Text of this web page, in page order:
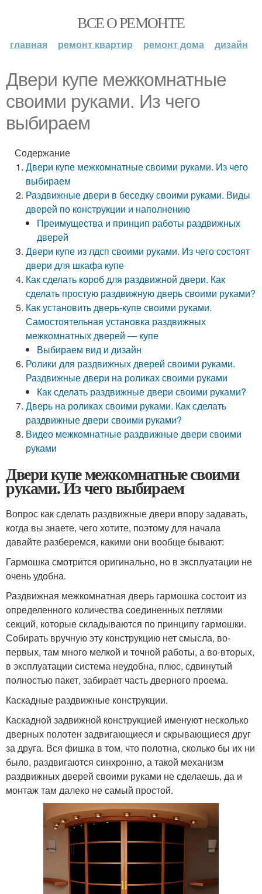
ВСЕ О РЕМОНТЕ
главная ремонт квартир ремонт дома дизайн
Двери купе межкомнатные
своими руками. Из чего
выбираем
Содержание
Двери купе межкомнатные своими руками. Из чего
выбираем
Раздвижные двери в беседку своими руками. Виды
дверей по конструкции и наполнению
Преимущества и принцип работы раздвижных
дверей
Двери купе из лдсп своими руками. Из чего состоят
двери для шкафа купе
Как сделать короб для раздвижной двери. Как
сделать простую раздвижную дверь своими руками?
Как установить дверь-купе своими руками.
Самостоятельная установка раздвижных
межкомнатных дверей — купе
Выбираем вид и дизайн
Ролики для раздвижных дверей своими руками.
Раздвижные двери на роликах своими руками
Как сделать раздвижные двери своими руками?
Дверь на роликах своими руками. Как сделать
раздвижные двери своими руками?
Видео межкомнатные раздвижные двери своими
руками
Двери купе межкомнатные своими
руками. Из чего выбираем
Вопрос как сделать раздвижные двери впору задавать,
когда вы знаете, чего хотите, поэтому для начала
давайте разберемся, какими они вообще бывают:
Гармошка смотрится оригинально, но в эксплуатации не
очень удобна.
Раздвижная межкомнатная дверь гармошка состоит из
определенного количества соединенных петлями
секций, которые складываются по принципу гармошки.
Собирать вручную эту конструкцию нет смысла, во-
первых, там много мелкой и точной работы, а во-вторых,
в эксплуатации система неудобна, плюс, сдвинутый
полностью пакет, забирает часть дверного проема.
Каскадные раздвижные конструкции.
Каскадной задвижной конструкцией именуют несколько
дверных полотен задвигающиеся и скрывающиеся друг
за друга. Вся фишка в том, что полотна, сколько бы их ни
было, раздвигаются синхронно, а такой механизм
раздвижных дверей своими руками не сделаешь, да и
монтаж там далеко не самый простой.